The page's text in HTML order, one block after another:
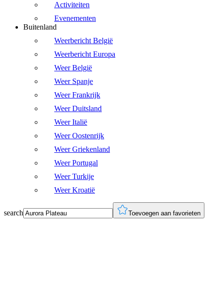
Activiteiten
Evenementen
Buitenland
Weerbericht België
Weerbericht Europa
Weer België
Weer Spanje
Weer Frankrijk
Weer Duitsland
Weer Italië
Weer Oostenrijk
Weer Griekenland
Weer Portugal
Weer Turkije
Weer Kroatië
search Toevoegen aan favorieten